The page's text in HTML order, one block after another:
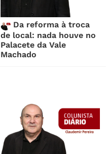
Da reforma à troca
de local: nada houve no
Palacete da Vale
Machado